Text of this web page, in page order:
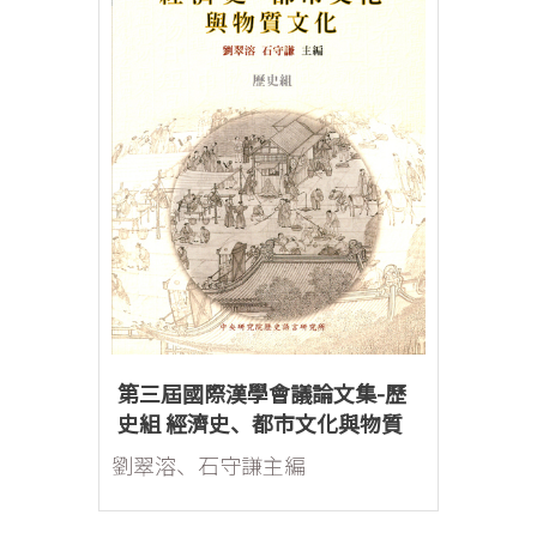
第三屆國際漢學會議論文集-歷
史組 經濟史、都市文化與物質
文化
劉翠溶、石守謙主編